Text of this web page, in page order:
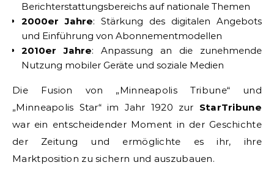
Berichterstattungsbereichs auf nationale Themen
2000er Jahre: Stärkung des digitalen Angebots
und Einführung von Abonnementmodellen
2010er Jahre: Anpassung an die zunehmende
Nutzung mobiler Geräte und soziale Medien
Die Fusion von „Minneapolis Tribune“ und
„Minneapolis Star“ im Jahr 1920 zur StarTribune
war ein entscheidender Moment in der Geschichte
der Zeitung und ermöglichte es ihr, ihre
Marktposition zu sichern und auszubauen.